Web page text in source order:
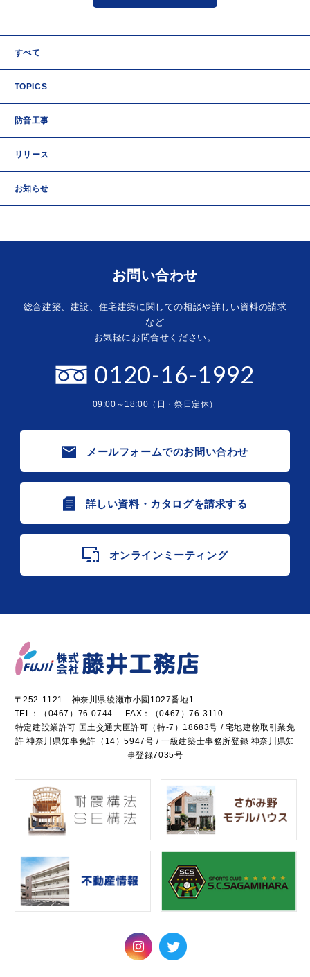
すべて
TOPICS
防音工事
リリース
お知らせ
お問い合わせ
総合建築、建設、住宅建築に関しての相談や詳しい資料の請求
など
お気軽にお問合せください。
0120-16-1992
09:00～18:00（日・祭日定休）
メールフォームでのお問い合わせ
詳しい資料・カタログを請求する
オンラインミーティング
〒252-1121 神奈川県綾瀬市小園1027番地1
TEL：
（0467）76-0744
FAX：（0467）76-3110
特定建設業許可 国土交通大臣許可（特-7）18683号 / 宅地建物取引業免
許 神奈川県知事免許（14）5947号 / 一級建築士事務所登録 神奈川県知
事登録7035号